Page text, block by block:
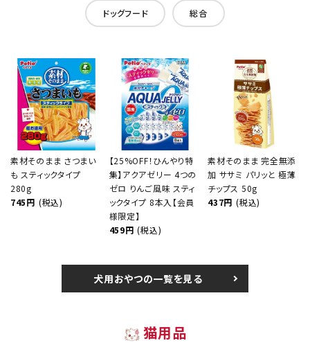
ドッグフード 総合
素材そのまま さつまい
も スティックタイプ
280g
745円 (税込)
【25%OFF！ひんやり特
集】アクアゼリー 4つの
ゼロ りんご風味 スティ
ックタイプ 8本入【会員
様限定】
459円 (税込)
素材そのまま 完全無添
加 ササミ パリッと 極薄
チップス 50g
437円 (税込)
犬用おやつの一覧を見る
猫用品